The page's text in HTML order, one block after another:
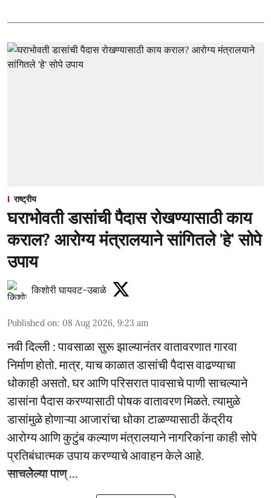
राष्ट्रीय
घराभोवती डासांची पैदास रोखण्यासाठी काय
कराल? आरोग्य मंत्रालयाने सांगितले 'हे' सोपे
उपाय
किशोरी घायवट-उबाळे
Published on: 08 Aug 2026, 9:23 am
नवी दिल्ली : पावसाळा सुरू झाल्यानंतर वातावरणात गारवा
निर्माण होतो. मात्र, याच काळात डासांची पैदास वाढण्याचा
धोकाही असतो. घर आणि परिसरात पावसाचे पाणी साचल्याने
डासांना पैदास करण्यासाठी पोषक वातावरण मिळते. त्यामुळे
डासांमुळे होणाऱ्या आजारांचा धोका टाळण्यासाठी केंद्रीय
आरोग्य आणि कुटुंब कल्याण मंत्रालयाने नागरिकांना काही सोपे
प्रतिबंधात्मक उपाय करण्याचे आवाहन केले आहे.
साचलेल्या पाण् ...